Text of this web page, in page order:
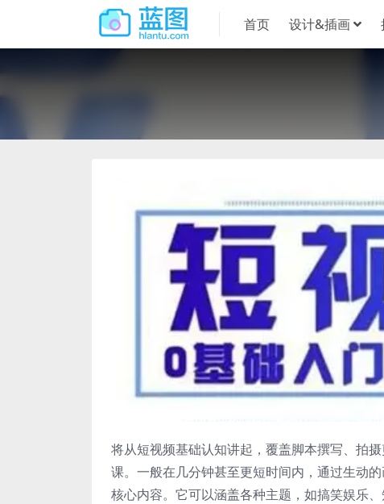
首页 设计&插画
将从短视频基础认知讲起，覆盖脚本撰写、拍
课。一般在几分钟甚至更短时间内，通过生动
核心内容。它可以涵盖各种主题，如搞笑娱乐